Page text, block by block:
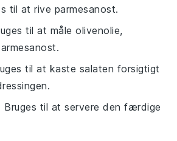
til at rive parmesanost.
til at måle olivenolie,
til at kaste salaten forsigtigt
Bruges til at servere den færdige